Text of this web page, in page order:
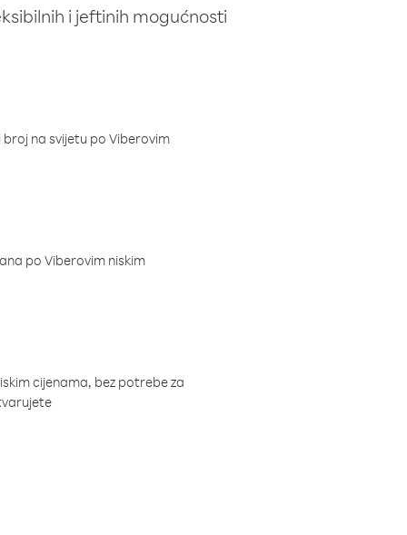
i jeftinih mogućnosti
na svijetu po Viberovim
po Viberovim niskim
cijenama, bez potrebe za